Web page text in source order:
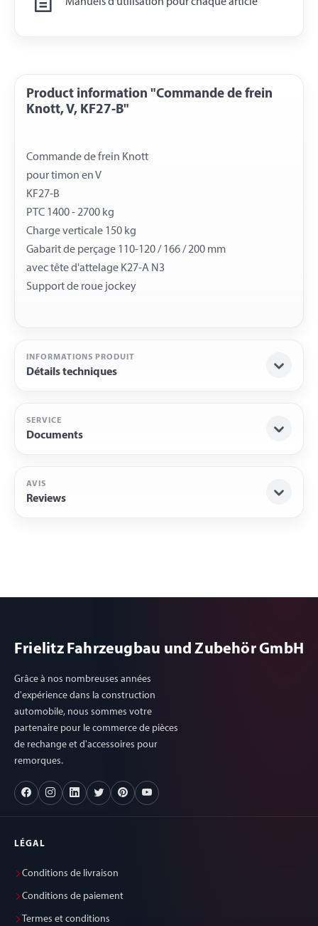
Manuels d'utilisation pour chaque article
Product information "Commande de frein
Knott, V, KF27-B"
Commande de frein Knott
pour timon en V
KF27-B
PTC 1400 - 2700 kg
Charge verticale 150 kg
Gabarit de perçage 110-120 / 166 / 200 mm
avec tête d'attelage K27-A N3
INFORMATIONS PRODUIT
Détails techniques
SERVICE
Documents
AVIS
Reviews
Frielitz Fahrzeugbau und Zubehör GmbH
Grâce à nos nombreuses années
d'expérience dans la construction
automobile, nous sommes votre
partenaire pour le commerce de pièces
de rechange et d'accessoires pour
remorques.
LÉGAL
Conditions de livraison
Conditions de paiement
Termes et conditions